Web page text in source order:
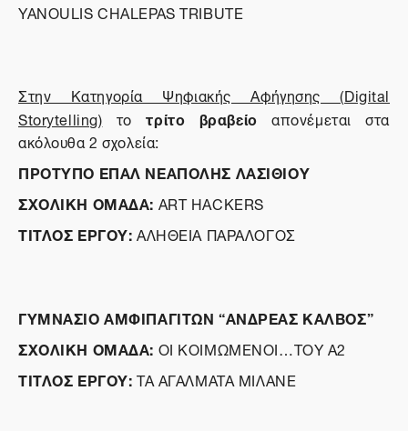
YANOULIS CHALEPAS TRIBUTE
Στην Κατηγορία Ψηφιακής Αφήγησης (Digital
Storytelling) τοτρίτο βραβείο απονέμεται στα
ακόλουθα 2 σχολεία:
ΠΡΟΤΥΠΟ ΕΠΑΛ ΝΕΑΠΟΛΗΣ ΛΑΣΙΘΙΟΥ
ΣΧΟΛΙΚΗ ΟΜΑΔΑ: ART HACKERS
ΤΙΤΛΟΣ ΕΡΓΟΥ:ΑΛΗΘΕΙΑ ΠΑΡΑΛΟΓΟΣ
ΓΥΜΝΑΣΙΟ ΑΜΦΙΠΑΓΙΤΩΝ “ΑΝΔΡΕΑΣ ΚΑΛΒΟΣ”
ΣΧΟΛΙΚΗ ΟΜΑΔΑ: ΟΙ ΚΟΙΜΩΜΕΝΟΙ…ΤΟΥ Α2
ΤΙΤΛΟΣ ΕΡΓΟΥ:ΤΑ ΑΓΑΛΜΑΤΑ ΜΙΛΑΝΕ